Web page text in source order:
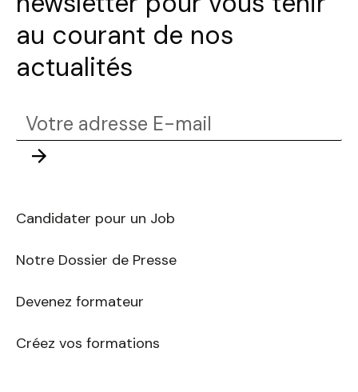
au courant de nos
actualités
Votre
adresse
E-
Envoyer
Candidater pour un Job
Notre Dossier de Presse
Devenez formateur
Créez vos formations
Trouvez votre session
Sélectionnez une manufacture